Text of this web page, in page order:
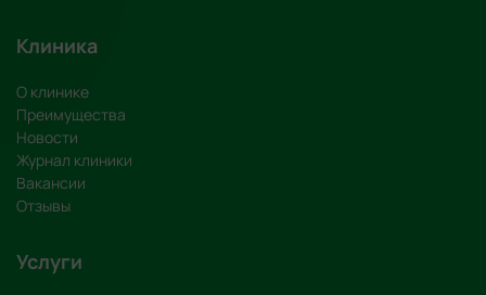
Клиника
О клинике
Преимущества
Новости
Журнал клиники
Вакансии
Отзывы
Услуги